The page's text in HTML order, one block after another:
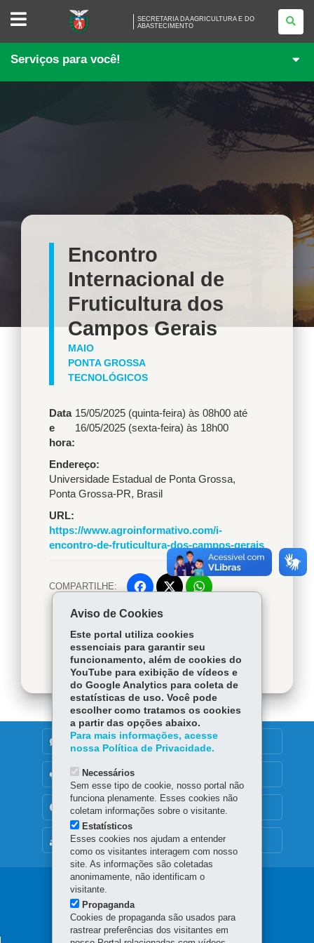
SECRETARIA
AGRICULTURA
E
DO
ABASTECIMENTO
SECRETARIA DA AGRICULTURA E DO
ABASTECIMENTO
Serviços para você!
Encontro
Internacional de
Fruticultura dos
Campos Gerais
MAIO
PONTA GROSSA
TECNOLÓGICOS
Data
e
hora:
15/05/2025 (quinta-feira) às 08h00 até
16/05/2025 (sexta-feira) às 18h00
Endereço
Universidade Estadual de Ponta Grossa,
Ponta Grossa-PR, Brasil
URL
https://www.agroinformativo.com/i-
encontro-de-fruticultura-dos-campos-gerais
COMPARTILHE: Facebook
Voltar Início
Baixar
MAPA DO SITE
DENUNCIE CORRUPÇÃO
OUVIDORIA
TRANSPARÊNCIA INSTITUCIONAL
Navegação
principal
Aviso de Cookies
Este portal utiliza cookies
essenciais para garantir seu
funcionamento, além de cookies do
YouTube para exibição de vídeos e
do Google Analytics para coleta de
estatísticas de uso. Você pode
escolher como tratamos os cookies
a partir das opções abaixo.
Para mais informações, acesse
nossa Política de Privacidade.
Necessários
Sem esse tipo de cookie, nosso portal não
funciona plenamente. Esses cookies não
coletam informações sobre o visitante.
Estatísticos
Esses cookies nos ajudam a entender
como os visitantes interagem com nosso
site. As informações são coletadas
anonimamente, não identificam o
visitante.
Propaganda
Cookies de propaganda são usados para
rastrear preferências dos visitantes em